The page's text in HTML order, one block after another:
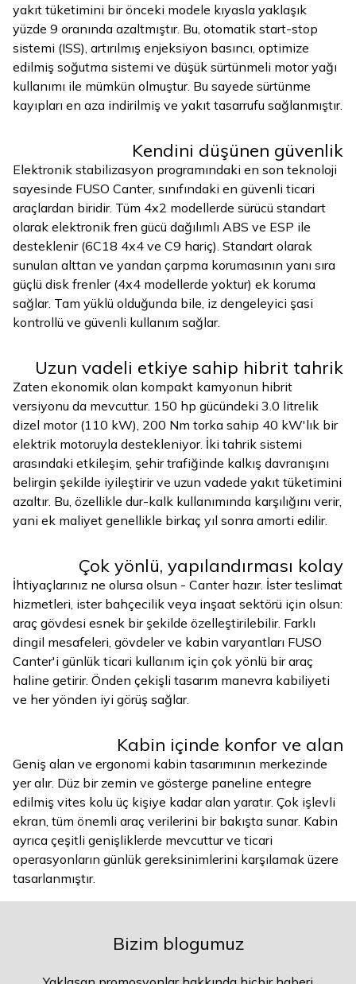
yakıt tüketimini bir önceki modele kıyasla yaklaşık
yüzde 9 oranında azaltmıştır. Bu, otomatik start-stop
sistemi (ISS), artırılmış enjeksiyon basıncı, optimize
edilmiş soğutma sistemi ve düşük sürtünmeli motor yağı
kullanımı ile mümkün olmuştur. Bu sayede sürtünme
kayıpları en aza indirilmiş ve yakıt tasarrufu sağlanmıştır.
Kendini düşünen güvenlik
Elektronik stabilizasyon programındaki en son teknoloji
sayesinde FUSO Canter, sınıfındaki en güvenli ticari
araçlardan biridir. Tüm 4x2 modellerde sürücü standart
olarak elektronik fren gücü dağılımlı ABS ve ESP ile
desteklenir (6C18 4x4 ve C9 hariç). Standart olarak
sunulan alttan ve yandan çarpma korumasının yanı sıra
güçlü disk frenler (4x4 modellerde yoktur) ek koruma
sağlar. Tam yüklü olduğunda bile, iz dengeleyici şasi
kontrollü ve güvenli kullanım sağlar.
Uzun vadeli etkiye sahip hibrit tahrik
Zaten ekonomik olan kompakt kamyonun hibrit
versiyonu da mevcuttur. 150 hp gücündeki 3.0 litrelik
dizel motor (110 kW), 200 Nm torka sahip 40 kW'lık bir
elektrik motoruyla destekleniyor. İki tahrik sistemi
arasındaki etkileşim, şehir trafiğinde kalkış davranışını
belirgin şekilde iyileştirir ve uzun vadede yakıt tüketimini
azaltır. Bu, özellikle dur-kalk kullanımında karşılığını verir,
yani ek maliyet genellikle birkaç yıl sonra amorti edilir.
Çok yönlü, yapılandırması kolay
İhtiyaçlarınız ne olursa olsun - Canter hazır. İster teslimat
hizmetleri, ister bahçecilik veya inşaat sektörü için olsun:
araç gövdesi esnek bir şekilde özelleştirilebilir. Farklı
dingil mesafeleri, gövdeler ve kabin varyantları FUSO
Canter'i günlük ticari kullanım için çok yönlü bir araç
haline getirir. Önden çekişli tasarım manevra kabiliyeti
ve her yönden iyi görüş sağlar.
Kabin içinde konfor ve alan
Geniş alan ve ergonomi kabin tasarımının merkezinde
yer alır. Düz bir zemin ve gösterge paneline entegre
edilmiş vites kolu üç kişiye kadar alan yaratır. Çok işlevli
ekran, tüm önemli araç verilerini bir bakışta sunar. Kabin
ayrıca çeşitli genişliklerde mevcuttur ve ticari
operasyonların günlük gereksinimlerini karşılamak üzere
tasarlanmıştır.
Bizim blogumuz